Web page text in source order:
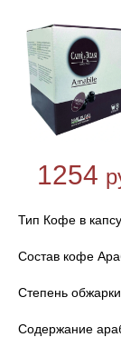
1254
Тип Кофе в
Состав кофе
Степень
Содержание